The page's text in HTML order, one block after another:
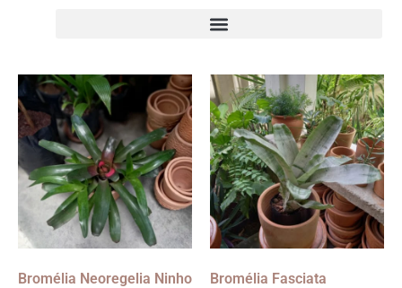
Bromélia Neoregelia Ninho Bromélia Fasciata